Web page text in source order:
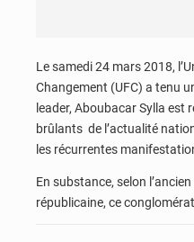
Le samedi 24 mars 2018,
Changement (UFC) a tenu
leader, Aboubacar Sylla est
brûlants de l’actualité
les récurrentes
En substance, selon
républicaine, ce